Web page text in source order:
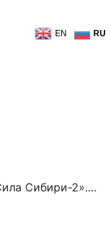
EN RU
Сибири-2».…